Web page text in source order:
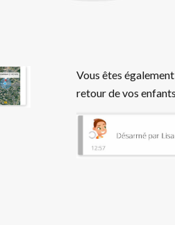
Vous êtes
retour de vos